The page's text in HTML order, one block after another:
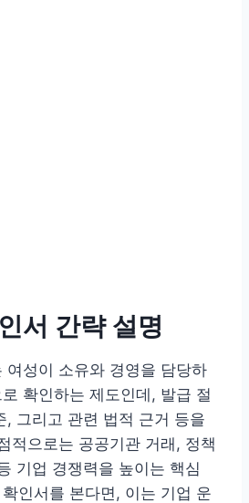
서 간략 설명
여성이 소유와 경영을 담당하
확인하는 제도인데, 발급 절
, 그리고 관련 법적 근거 등을
적으로는 공공기관 거래, 정책
기업 경쟁력을 높이는 핵심
인서를 본다면, 이는 기업 운